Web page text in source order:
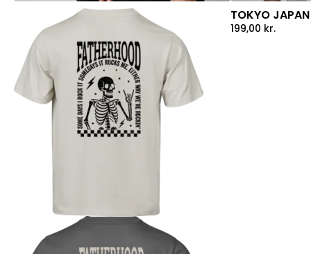
TOKYO
199,00 kr.